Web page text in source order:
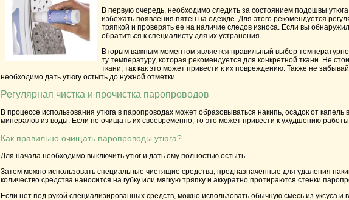
В первую очередь, необходимо следить за состоянием подошвы
избежать появления пятен на одежде. Для этого рекомендуется
тряпкой и проверять ее на наличие следов износа. Если вы
обратиться к специалисту для их устранения.
Вторым важным моментом является правильный выбор
ту температуру, которая рекомендуется для конкретной ткани. Не
ткани, так как это может привести к их повреждению. Также не
необходимо дать утюгу остыть до нужной отметки.
Регулярная чистка и прочистка паропроводов
В процессе использования утюга в паропроводах может образовываться накипь, осадок от капель
минералов из воды. Если не очищать их своевременно, то это может привести к ухудшению работы
Как правильно очищать паропроводы утюга?
Для начала необходимо выключить утюг и дать ему полностью остыть.
Затем можно использовать специальные чистящие средства, предназначенные для удаления
количество средства наносится на губку или мягкую тряпку и аккуратно протираются стенки
Если нет под рукой специализированных средств, можно использовать обычную смесь из уксуса и